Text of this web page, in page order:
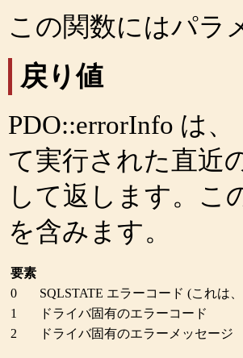
この関数にはパラ
戻り値
PDO::errorInfo は、
て実行された直近
して返します。こ
を含みます。
要素
0
SQLSTATE エラーコード (これは
1
ドライバ固有のエラーコード
2
ドライバ固有のエラーメッセージ